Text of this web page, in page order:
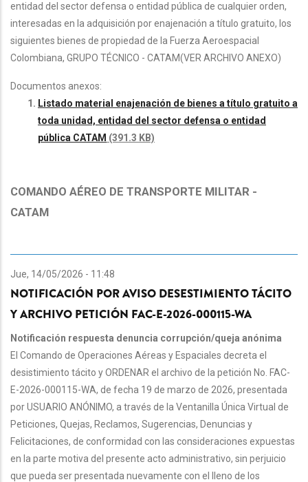
entidad del sector defensa o entidad pública de cualquier orden,
interesadas en la adquisición por enajenación a título gratuito, los
siguientes bienes de propiedad de la Fuerza Aeroespacial
Colombiana, GRUPO TÉCNICO - CATAM(VER ARCHIVO ANEXO)
Documentos anexos:
Listado material enajenación de bienes a título gratuito a
toda unidad, entidad del sector defensa o entidad
pública CATAM (391.3 KB)
COMANDO AÉREO DE TRANSPORTE MILITAR -
CATAM
Jue, 14/05/2026 - 11:48
NOTIFICACIÓN POR AVISO DESESTIMIENTO TÁCITO
Y ARCHIVO PETICIÓN FAC-E-2026-000115-WA
Notificación respuesta denuncia corrupción/queja anónima
El Comando de Operaciones Aéreas y Espaciales decreta el
desistimiento tácito y ORDENAR el archivo de la petición No. FAC-
E-2026-000115-WA, de fecha 19 de marzo de 2026, presentada
por USUARIO ANÓNIMO, a través de la Ventanilla Única Virtual de
Peticiones, Quejas, Reclamos, Sugerencias, Denuncias y
Felicitaciones, de conformidad con las consideraciones expuestas
en la parte motiva del presente acto administrativo, sin perjuicio
que pueda ser presentada nuevamente con el lleno de los